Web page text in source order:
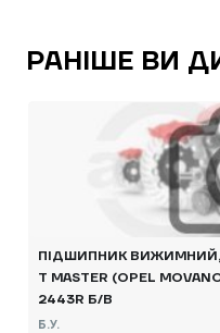
РАНІШЕ ВИ
ПІДШИПНИК ВИЖИМНИЙ,
T MASTER (OPEL
2443R Б/В
Б.У.